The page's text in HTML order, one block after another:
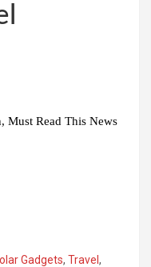
Must Read This News
Gadgets, Travel ,